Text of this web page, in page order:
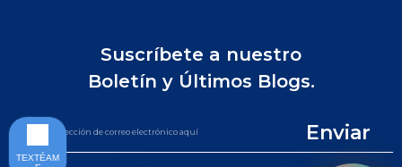
Suscríbete a nuestro
Boletín y Últimos Blogs.
Enviar
TEXTÉAM